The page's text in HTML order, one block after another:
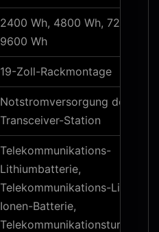
2400 Wh, 4800 Wh, 7200 Wh,
9600 Wh
19-Zoll-Rackmontage
Notstromversorgung der
Transceiver-Station
Telekommunikations-
Lithiumbatterie,
Telekommunikations-Lithium-
Ionen-Batterie,